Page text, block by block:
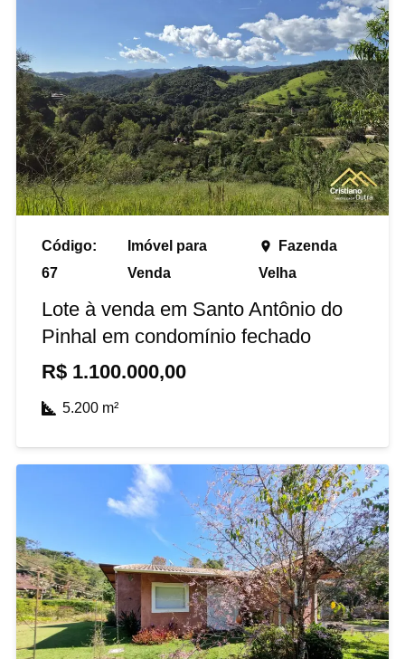
Código:
67
Imóvel para
Venda
place
Fazenda
Velha
Lote à venda em Santo Antônio do
Pinhal em condomínio fechado
R$ 1.100.000,00
5.200m²